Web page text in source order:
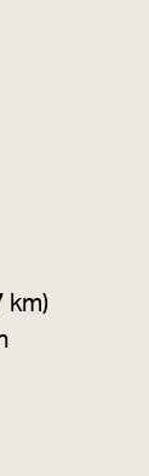
km)